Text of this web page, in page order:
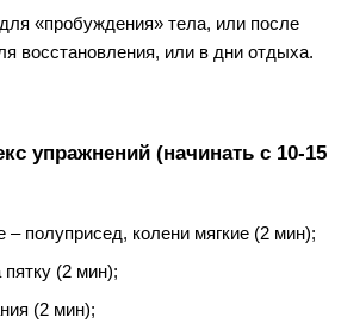
«пробуждения» тела, или после
восстановления, или в дни отдыха.
упражнений (начинать с 10-15
полуприсед, колени мягкие (2 мин);
(2 мин);
(2 мин);